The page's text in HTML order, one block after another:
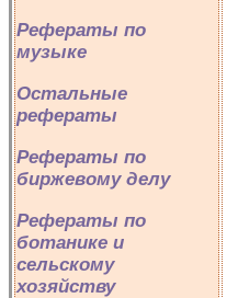
Рефераты по
музыке
Остальные
рефераты
Рефераты по
биржевому делу
Рефераты по
ботанике и
сельскому
хозяйству